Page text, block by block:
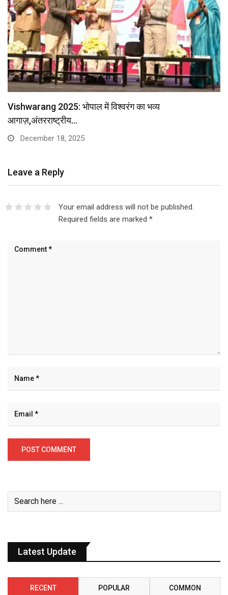
Vishwarang 2025: भोपाल में विश्वरंग का भव्य
आगाज़,अंतरराष्ट्रीय…
December 18, 2025
Leave a Reply
Your email address will not be published.
Required fields are marked *
Latest Update
RECENT POPULAR COMMON